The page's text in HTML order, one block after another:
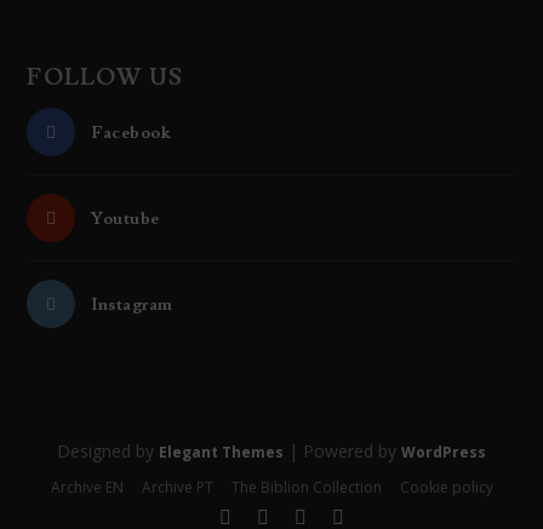
FOLLOW US
Facebook
Youtube
Instagram
Designed by Elegant Themes | Powered by WordPress
Archive EN
Archive PT The Biblion Collection Cookie policy